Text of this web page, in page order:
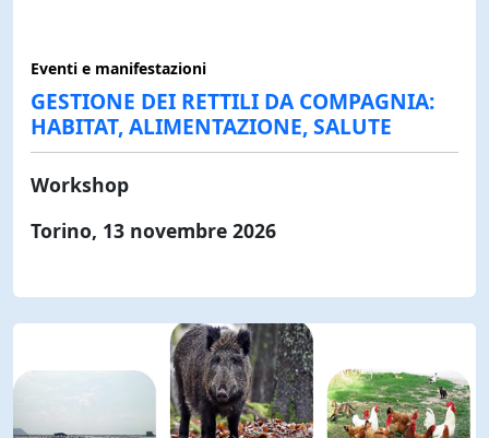
Eventi e manifestazioni
GESTIONE DEI RETTILI DA COMPAGNIA:
HABITAT, ALIMENTAZIONE, SALUTE
Workshop
Torino, 13 novembre 2026